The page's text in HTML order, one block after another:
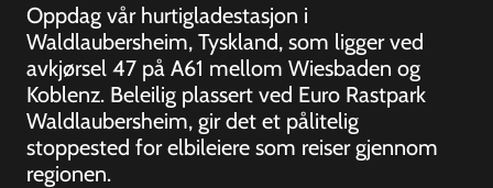
Oppdag vår hurtigladestasjon i
Waldlaubersheim, Tyskland, som ligger ved
avkjørsel 47 på A61 mellom Wiesbaden og
Koblenz. Beleilig plassert ved Euro Rastpark
Waldlaubersheim, gir det et pålitelig
stoppested for elbileiere som reiser gjennom
regionen.